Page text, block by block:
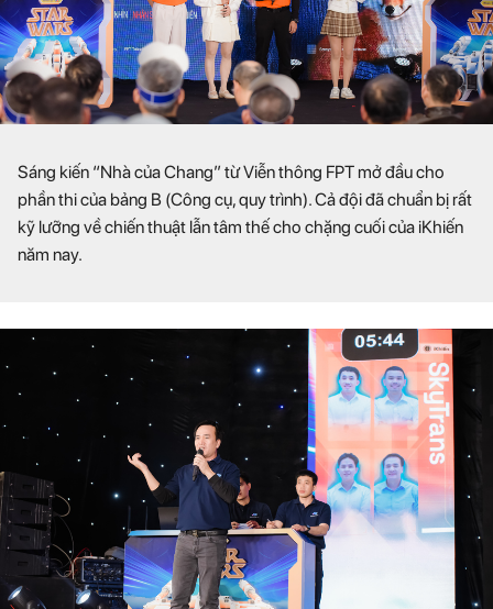
Sáng kiến “Nhà của Chang” từ Viễn thông FPT mở đầu cho
phần thi của bảng B (Công cụ, quy trình). Cả đội đã chuẩn bị rất
kỹ lưỡng về chiến thuật lẫn tâm thế cho chặng cuối của iKhiến
năm nay.